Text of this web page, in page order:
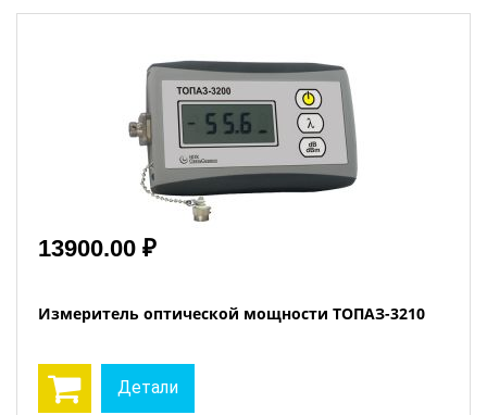
13900.00 ₽
Измеритель оптической мощности ТОПАЗ-3210
Детали